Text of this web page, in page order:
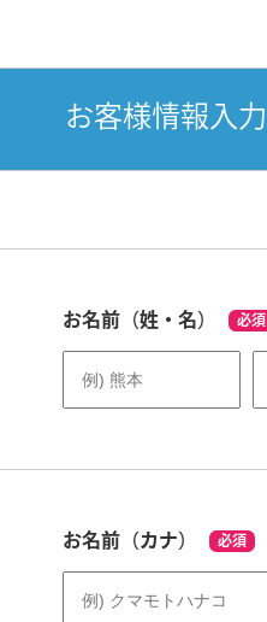
お客様情報入力
お名前（姓・名） 必須
お名前（カナ） 必須